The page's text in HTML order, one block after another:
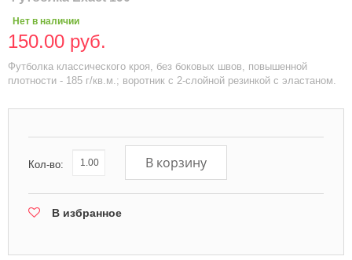
Нет в наличии
150.00 руб.
Футболка классического кроя, без боковых швов, повышенной
плотности - 185 г/кв.м.; воротник с 2-слойной резинкой с эластаном.
Кол-во: В корзину
В избранное